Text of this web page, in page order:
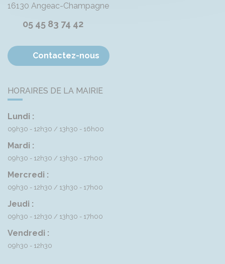
16130 Angeac-Champagne
05 45 83 74 42
Contactez-nous
HORAIRES DE LA MAIRIE
Lundi :
09h30 - 12h30 13h30 - 16h00
Mardi :
09h30 - 12h30 13h30 - 17h00
Mercredi :
09h30 - 12h30 13h30 - 17h00
Jeudi :
09h30 - 12h30 13h30 - 17h00
Vendredi :
09h30 - 12h30